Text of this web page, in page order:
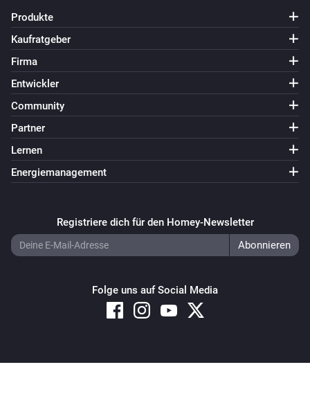
Produkte
Kaufratgeber
Firma
Entwickler
Community
Partner
Lernen
Energiemanagement
Registriere dich für den Homey-Newsletter
Folge uns auf Social Media